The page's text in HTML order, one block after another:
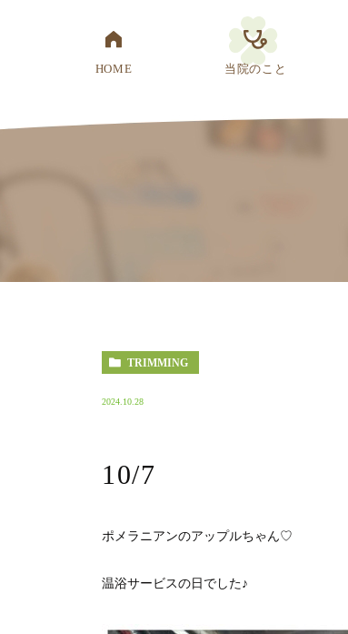
HOME 当院のこと
TRIMMING
2024.10.28
10/7
ポメラニアンのアップルちゃん♡
温浴サービスの日でした♪